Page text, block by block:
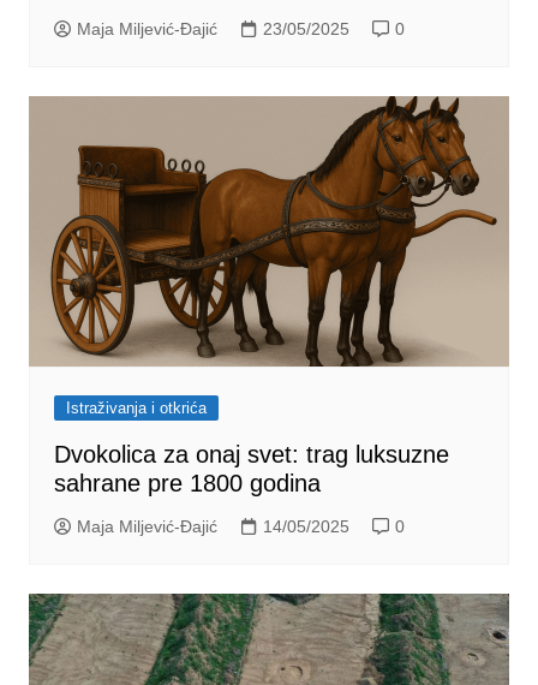
Maja Miljević-Đajić 23/05/2025 0
Istraživanja i otkrića
Dvokolica za onaj svet: trag luksuzne
sahrane pre 1800 godina
Maja Miljević-Đajić 14/05/2025 0